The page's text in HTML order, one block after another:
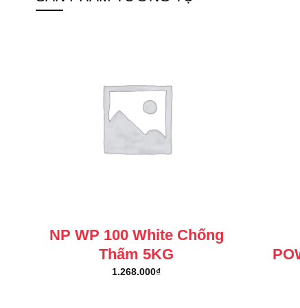
NP WP 100 White Chống
Thấm 5KG
1.268.000₫